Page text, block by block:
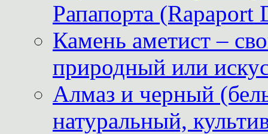
Рапапорта (Rapaport
Камень аметист –
природный или
Алмаз и черный
натуральный,